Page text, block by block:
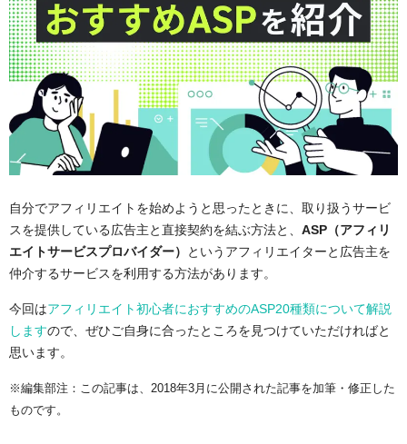
自分でアフィリエイトを始めようと思ったときに、取り扱うサービ
スを提供している広告主と直接契約を結ぶ方法と、 ASP（アフィリ
エイトサービスプロバイダー）
というアフィリエイターと広告主を
仲介するサービスを利用する方法があります。
今回はアフィリエイト初心者におすすめのASP20種類について解説
しますので、ぜひご自身に合ったところを見つけていただければと
思います。
※編集部注：この記事は、2018年3月に公開された記事を加筆・修正した
ものです。